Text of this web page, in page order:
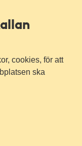
cookies, för att
ska